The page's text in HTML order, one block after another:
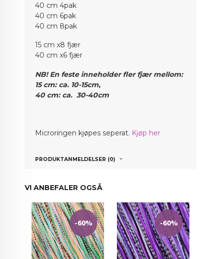
40 cm 4pak
40 cm 6pak
40 cm 8pak
15 cm x8 fjær
40 cm x6 fjær
NB! En feste inneholder fler fjær mellom:
15 cm: ca. 10-15cm,
40 cm: ca. 30-40cm
Microringen kjøpes seperat. Kjøp her
PRODUKTANMELDELSER (0)
VI ANBEFALER OGSÅ
-60% -60%